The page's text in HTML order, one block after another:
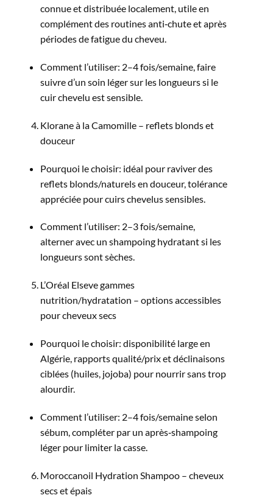
connue et distribuée localement, utile en
complément des routines anti‑chute et après
périodes de fatigue du cheveu.​
Comment l’utiliser: 2–4 fois/semaine, faire
suivre d’un soin léger sur les longueurs si le
cuir chevelu est sensible.​
Klorane à la Camomille – reflets blonds et
douceur
Pourquoi le choisir: idéal pour raviver des
reflets blonds/naturels en douceur, tolérance
appréciée pour cuirs chevelus sensibles.​
Comment l’utiliser: 2–3 fois/semaine,
alterner avec un shampoing hydratant si les
longueurs sont sèches.​
L’Oréal Elseve gammes
nutrition/hydratation – options accessibles
pour cheveux secs
Pourquoi le choisir: disponibilité large en
Algérie, rapports qualité/prix et déclinaisons
ciblées (huiles, jojoba) pour nourrir sans trop
alourdir.​
Comment l’utiliser: 2–4 fois/semaine selon
sébum, compléter par un après‑shampoing
léger pour limiter la casse.​
Moroccanoil Hydration Shampoo – cheveux
secs et épais